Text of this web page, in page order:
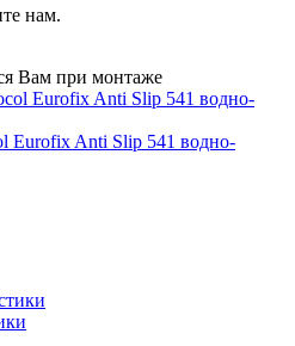
нам.
Вам при монтаже
Eurofix Anti Slip 541 водно-